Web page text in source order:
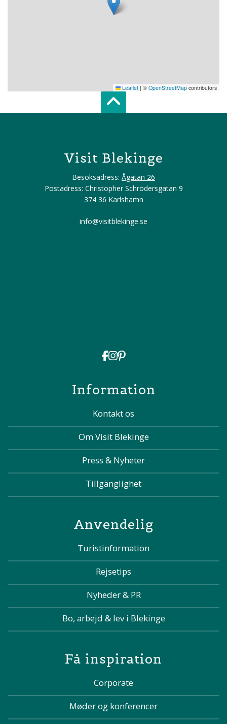
Leaflet | © OpenStreetMap contributors
Scroll top of
Visit Blekinge
Besöksadress: Ågatan 26
Postadress: Christopher Schrödersgatan 9
374 36 Karlshamn
info@visitblekinge.se
Information
Kontakt os
Om Visit Blekinge
Press & Nyheter
Tillgänglighet
Anvendelig
Turistinformation
Rejsetips
Nyheder & PR
Bo, arbejd & lev i Blekinge
Få inspiration
Corporate
Møder og konferencer